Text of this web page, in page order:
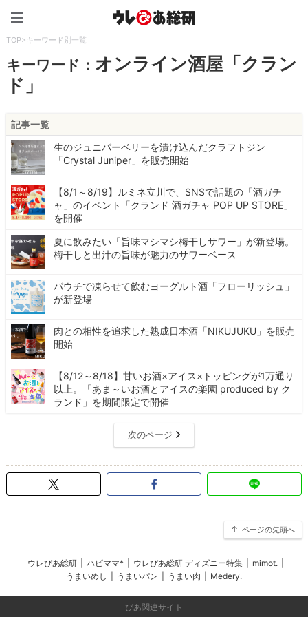
TOP>キーワード別一覧
キーワード： オンライン酒屋「クラン
ド」
記事一覧
生のジュニパーベリーを漬け込んだクラフトジン
「Crystal Juniper」を販売開始
【8/1～8/19】ルミネ立川で、SNSで話題の「酒ガチ
ャ」のイベント「クランド 酒ガチャ POP UP STORE」
を開催
夏に飲みたい「旨味マシマシ梅干しサワー」が新登場。
梅干しと出汁の旨味が魅力のサワーベース
パウチで凍らせて飲むヨーグルト酒「フローリッシュ」
が新登場
肉との相性を追求した熟成日本酒「NIKUJUKU」を販売
開始
【8/12～8/18】甘いお酒×アイス×トッピングが1万通り
以上。「あま～いお酒とアイスの楽園 produced by ク
ランド」を期間限定で開催
次のページ
ページの先頭へ
ウレぴあ総研 ハピママ* ウレぴあ総研 ディズニー特集 mimot.
うまいめし
うまいパン うまい肉 Medery.
ぴあ関連サイト